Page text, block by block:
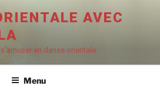
AVEC
en danse orientale
Menu